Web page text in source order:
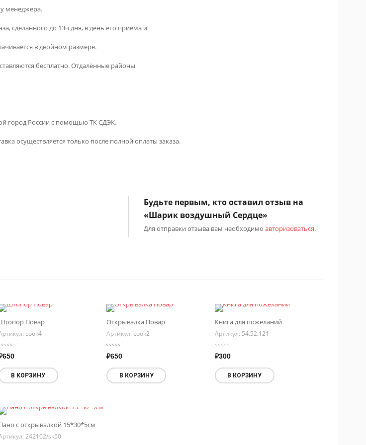
менеджера.
сделанного до 13ч дня, в день его приёма и
в двойном размере.
бесплатно. Отдалённые районы
город России с помощью ТК СДЭК.
осуществляется только после полной оплаты заказа.
Будьте первым, кто оставил отзыв на
«Шарик воздушный Сердце»
Для отправки отзыва вам необходимо авторизоваться.
Повар
cook4
650
В КОРЗИНУ
Открывалка Повар
Артикул: cook2
₽650
В КОРЗИНУ
Книга для пожеланий
Артикул: 54.52.121
₽300
В КОРЗИНУ
с открывалкой 15*30*5см
242102/sk50